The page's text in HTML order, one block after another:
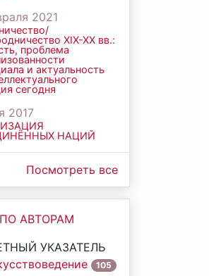
2021
ХIХ-ХХ вв.:
проблема
и актуальность
сегодня
2017
НАЦИЙ
Посмотреть все
АВТОРАМ
УКАЗАТЕЛЬ
105